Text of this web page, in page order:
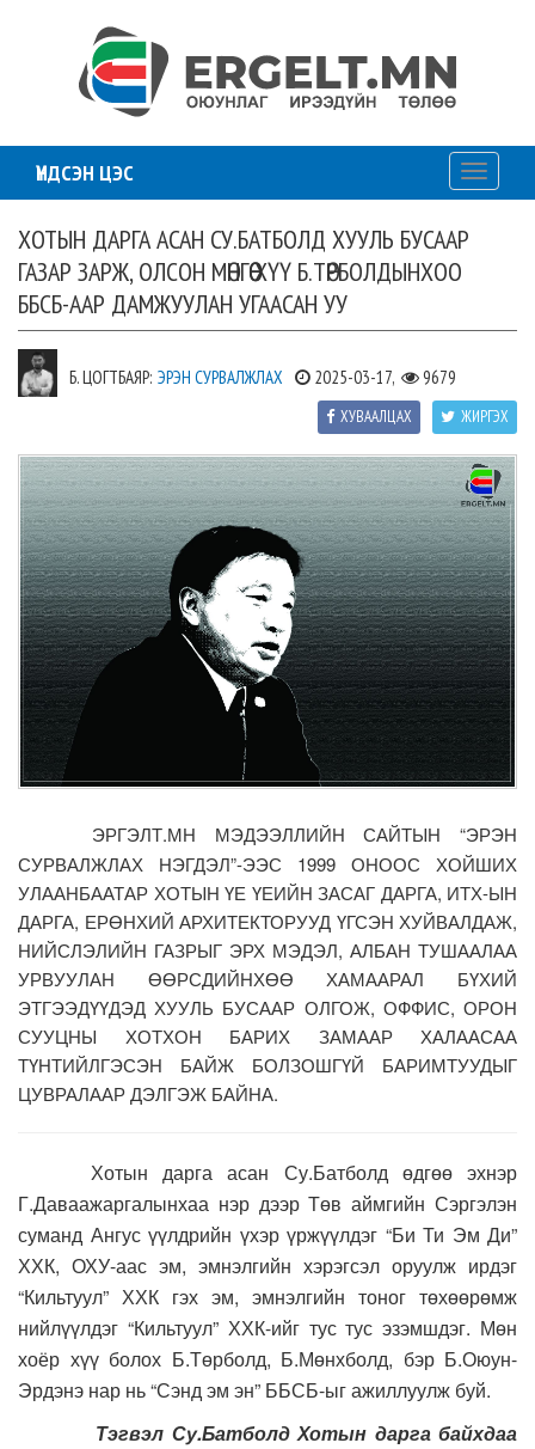
ҮНДСЭН ЦЭС
Toggle
ХОТЫН ДАРГА АСАН СУ.БАТБОЛД ХУУЛЬ БУСААР
ГАЗАР ЗАРЖ, ОЛСОН МӨНГӨӨ ХҮҮ Б.ТӨРБОЛДЫНХОО
ББСБ-ААР ДАМЖУУЛАН УГААСАН УУ
Б. ЦОГТБАЯР: ЭРЭН СУРВАЛЖЛАХ 2025-03-17, 9679
ЖИРГЭХ
ХУВААЛЦАХ
ЭРГЭЛТ.МН МЭДЭЭЛЛИЙН САЙТЫН “ЭРЭН
СУРВАЛЖЛАХ НЭГДЭЛ”-ЭЭС 1999 ОНООС ХОЙШИХ
УЛААНБААТАР ХОТЫН ҮЕ ҮЕИЙН ЗАСАГ ДАРГА, ИТХ-ЫН
ДАРГА, ЕРӨНХИЙ АРХИТЕКТОРУУД ҮГСЭН ХУЙВАЛДАЖ,
НИЙСЛЭЛИЙН ГАЗРЫГ ЭРХ МЭДЭЛ, АЛБАН ТУШААЛАА
УРВУУЛАН ӨӨРСДИЙНХӨӨ ХАМААРАЛ БҮХИЙ
ЭТГЭЭДҮҮДЭД ХУУЛЬ БУСААР ОЛГОЖ, ОФФИС, ОРОН
СУУЦНЫ ХОТХОН БАРИХ ЗАМААР ХАЛААСАА
ТҮНТИЙЛГЭСЭН БАЙЖ БОЛЗОШГҮЙ БАРИМТУУДЫГ
ЦУВРАЛААР ДЭЛГЭЖ БАЙНА.
Хотын дарга асан Су.Батболд өдгөө эхнэр
Г.Даваажаргалынхаа нэр дээр Төв аймгийн Сэргэлэн
суманд Ангус үүлдрийн үхэр үржүүлдэг “Би Ти Эм Ди”
ХХК, ОХУ-аас эм, эмнэлгийн хэрэгсэл оруулж ирдэг
“Кильтуул” ХХК гэх эм, эмнэлгийн тоног төхөөрөмж
нийлүүлдэг “Кильтуул” ХХК-ийг тус тус эзэмшдэг. Мөн
хоёр хүү болох Б.Төрболд, Б.Мөнхболд, бэр Б.Оюун-
Эрдэнэ нар нь “Сэнд эм эн” ББСБ-ыг ажиллуулж буй.
Тэгвэл Су.Батболд Хотын дарга байхдаа